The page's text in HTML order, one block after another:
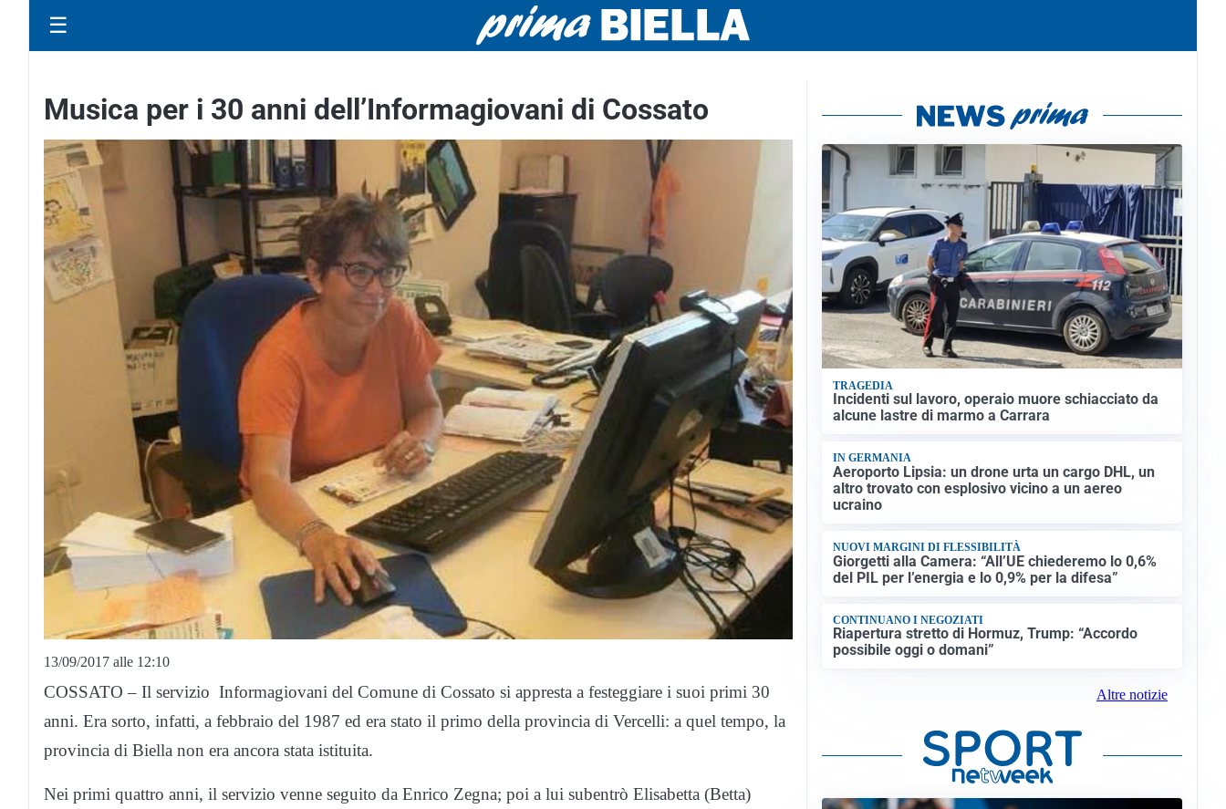
☰
Musica per i 30 anni dell’Informagiovani di Cossato
13/09/2017 alle 12:10
COSSATO – Il servizio Informagiovani del Comune di Cossato si appresta a festeggiare i suoi primi 30
anni. Era sorto, infatti, a febbraio del 1987 ed era stato il primo della provincia di Vercelli: a quel tempo, la
provincia di Biella non era ancora stata istituita.
Nei primi quattro anni, il servizio venne seguito da Enrico Zegna; poi a lui subentrò Elisabetta (Betta)
TRAGEDIA
Incidenti sul lavoro, operaio muore schiacciato da
alcune lastre di marmo a Carrara
IN GERMANIA
Aeroporto Lipsia: un drone urta un cargo DHL, un
altro trovato con esplosivo vicino a un aereo
ucraino
NUOVI MARGINI DI FLESSIBILITÀ
Giorgetti alla Camera: “All’UE chiederemo lo 0,6%
del PIL per l’energia e lo 0,9% per la difesa”
CONTINUANO I NEGOZIATI
Riapertura stretto di Hormuz, Trump: “Accordo
possibile oggi o domani”
Altre notizie